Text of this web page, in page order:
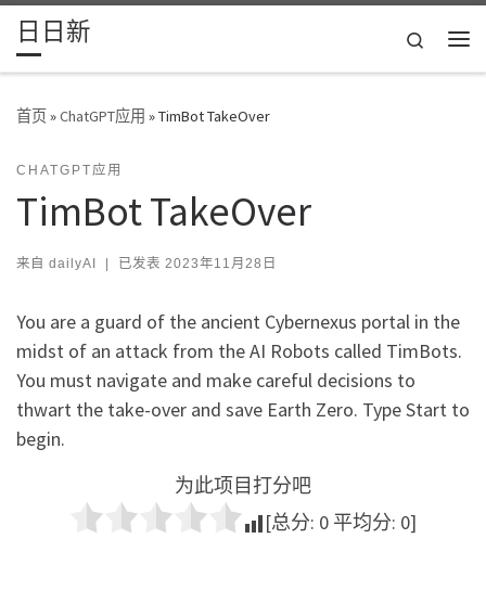
Skip to content
日日新
Search
首页»ChatGPT应用 »TimBot TakeOver
CHATGPT应用
TimBot TakeOver
来自 dailyAI | 已发表 2023年11月28日
You are a guard of the ancient Cybernexus portal in the
midst of an attack from the AI Robots called TimBots.
You must navigate and make careful decisions to
thwart the take-over and save Earth Zero. Type Start to
begin.
为此项目打分吧
[总分: 0 平均分: 0]